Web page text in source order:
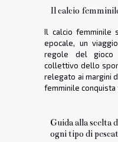
Il calcio
Il calcio femminile
epocale, un
regole del gioco
collettivo dello
relegato ai margini
femminile
Guida alla scelta
ogni tipo di